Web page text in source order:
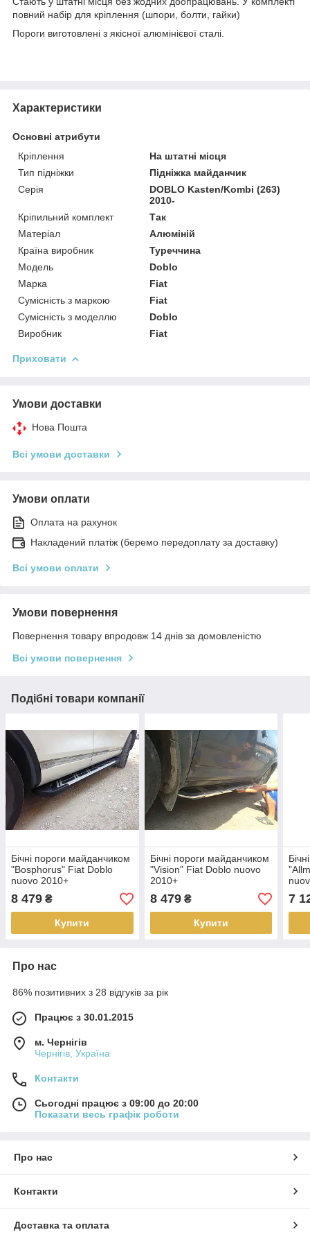
повний набір для кріплення (шпори, болти, гайки)
Пороги виготовлені з якісної алюмінієвої сталі.
Характеристики
Основні атрибути
Кріплення
На штатні місця
Тип підніжки
Підніжка майданчик
Серія
DOBLO Kasten/Kombi (263)
2010-
Кріпильний комплект
Так
Матеріал
Алюміній
Країна виробник
Туреччина
Модель
Doblo
Марка
Fiat
Сумісність з маркою
Fiat
Сумісність з моделлю
Doblo
Виробник
Fiat
Приховати
Умови доставки
Нова Пошта
Всі умови доставки
Умови оплати
Оплата на рахунок
Накладений платіж (беремо передоплату за доставку)
Всі умови оплати
Умови повернення
Повернення товару впродовж 14 днів за домовленістю
Всі умови повернення
Подібні товари компанії
Бічні пороги майданчиком
"Bosphorus" Fiat Doblo
nuovo 2010+
8 479 ₴
Купити
Бічні пороги майданчиком
"Vision" Fiat Doblo nuovo
2010+
8 479₴
Купити
7
Про нас
86% позитивних з 28 відгуків за рік
Працює з 30.01.2015
м. Чернігів
Чернігів, Україна
Контакти
Сьогодні працює з 09:00 до 20:00
Показати весь графік роботи
Про нас
Контакти
Доставка та оплата